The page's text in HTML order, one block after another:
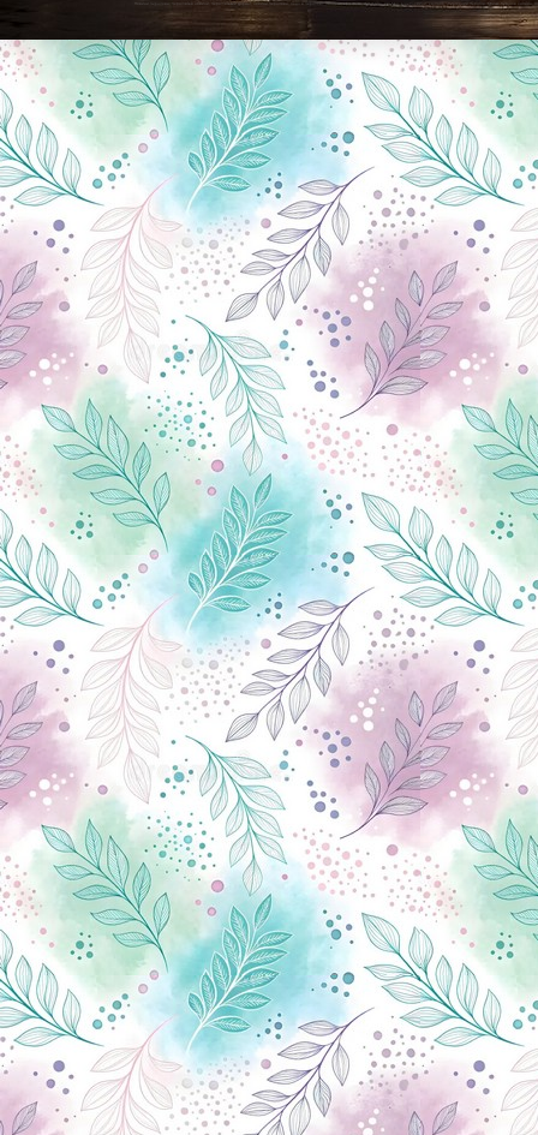
Новини Чернігова, Чернігівські новини, Чернігівський формат, новини Чернігова, події в Чернігові: політика, економіка, аналітика, культура, відеоновини, екологія, спортивний Чернігів, туризм, Чернігів